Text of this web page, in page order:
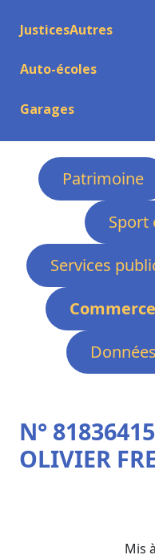
JusticesAutres
Auto-écoles
Garages
Patrimoine
Sport
Services
N°
OLIVIER
Mis